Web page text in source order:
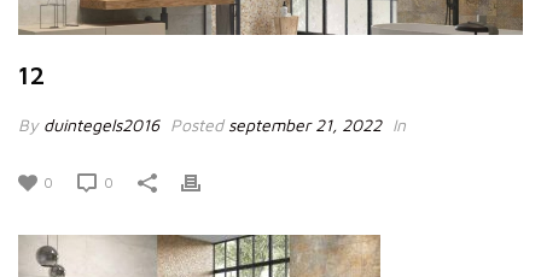
12
By duintegels2016 Posted september 21, 2022 In
0 0